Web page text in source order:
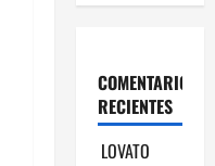
COMENTARIOS
RECIENTES
LOVATO